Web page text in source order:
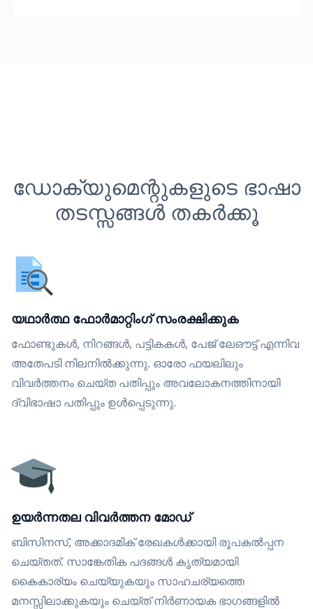
ഡോക്യുമെന്റുകളുടെ ഭാഷാ
തടസ്സങ്ങൾ തകർക്കൂ
യഥാർത്ഥ ഫോർമാറ്റിംഗ് സംരക്ഷിക്കുക
ഫോണ്ടുകൾ, നിറങ്ങൾ, പട്ടികകൾ, പേജ് ലേഔട്ട് എന്നിവ
അതേപടി നിലനിൽക്കുന്നു. ഓരോ ഫയലിലും
വിവർത്തനം ചെയ്ത പതിപ്പും അവലോകനത്തിനായി
ദ്വിഭാഷാ പതിപ്പും ഉൾപ്പെടുന്നു.
ഉയർന്നതല വിവർത്തന മോഡ്
ബിസിനസ്, അക്കാദമിക് രേഖകൾക്കായി രൂപകൽപ്പന
ചെയ്തത്. സാങ്കേതിക പദങ്ങൾ കൃത്യമായി
കൈകാര്യം ചെയ്യുകയും സാഹചര്യത്തെ
മനസ്സിലാക്കുകയും ചെയ്ത് നിർണായക ഭാഗങ്ങളിൽ